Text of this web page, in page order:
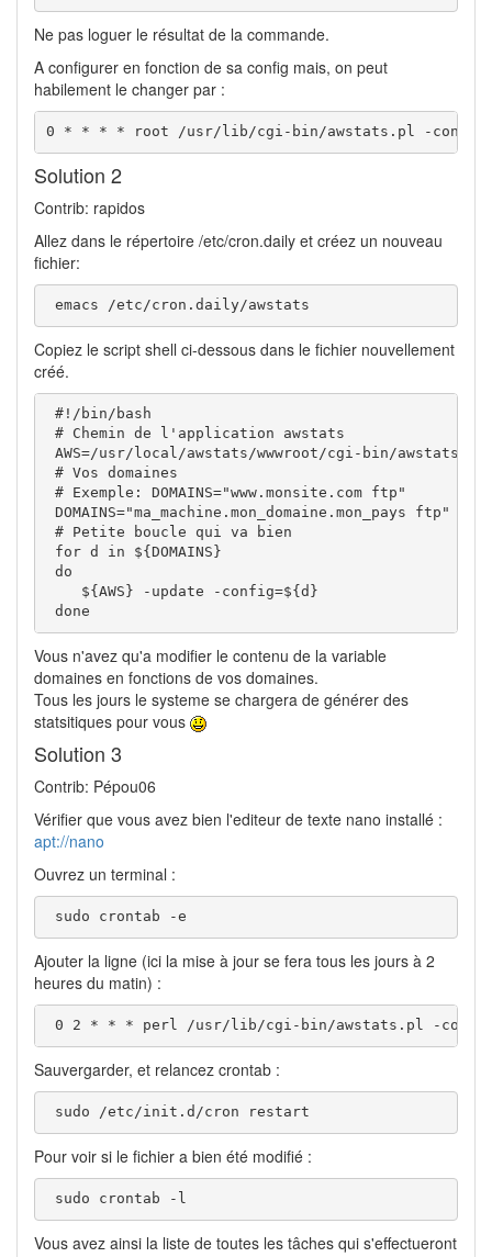
Ne pas loguer le résultat de la commande.
A configurer en fonction de sa config mais, on peut
habilement le changer par :
0 * * * * root /usr/lib/cgi-bin/awstats.pl -
Solution 2
Contrib: rapidos
Allez dans le répertoire /etc/cron.daily et créez un nouveau
fichier:
emacs /etc/cron.daily/awstats
Copiez le script shell ci-dessous dans le fichier nouvellement
créé.
#!/bin/bash
# Chemin de l'application awstats
AWS=/usr/local/awstats/wwwroot/cgi-bin/
# Vos domaines
# Exemple: DOMAINS="www.monsite.com ftp"
DOMAINS="ma_machine.mon_domaine.mon_pays ftp"
# Petite boucle qui va bien
for d in ${DOMAINS}
do
    ${AWS} -update -config=${d}
done
Vous n'avez qu'a modifier le contenu de la variable
domaines en fonctions de vos domaines.
Tous les jours le systeme se chargera de générer des
statsitiques pour vous
Solution 3
Contrib: Pépou06
Vérifier que vous avez bien l'editeur de texte nano installé :
apt://nano
Ouvrez un terminal :
sudo crontab -e
Ajouter la ligne (ici la mise à jour se fera tous les jours à 2
heures du matin) :
0 2 * * * perl /usr/lib/cgi-bin/awstats.pl -
Sauvergarder, et relancez crontab :
sudo /etc/init.d/cron restart
Pour voir si le fichier a bien été modifié :
sudo crontab -l
Vous avez ainsi la liste de toutes les tâches qui s'effectueront